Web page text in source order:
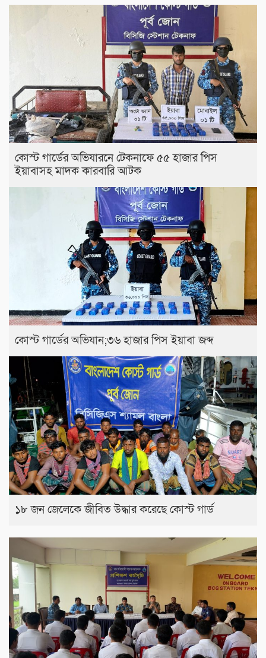
কোস্ট গার্ডের অভিযারনে টেকনাফে ৫৫ হাজার পিস
ইয়াবাসহ মাদক কারবারি আটক
কোস্ট গার্ডের অভিযান;৩৬ হাজার পিস ইয়াবা জব্দ
১৮ জন জেলেকে জীবিত উদ্ধার করেছে কোস্ট গার্ড